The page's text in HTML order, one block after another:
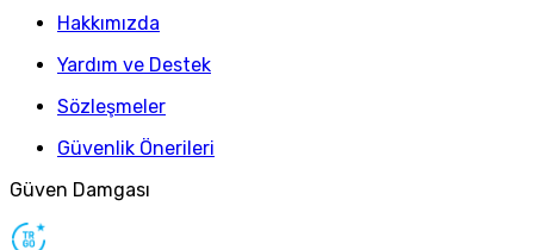
Hakkımızda
Yardım ve Destek
Sözleşmeler
Güvenlik Önerileri
Güven Damgası